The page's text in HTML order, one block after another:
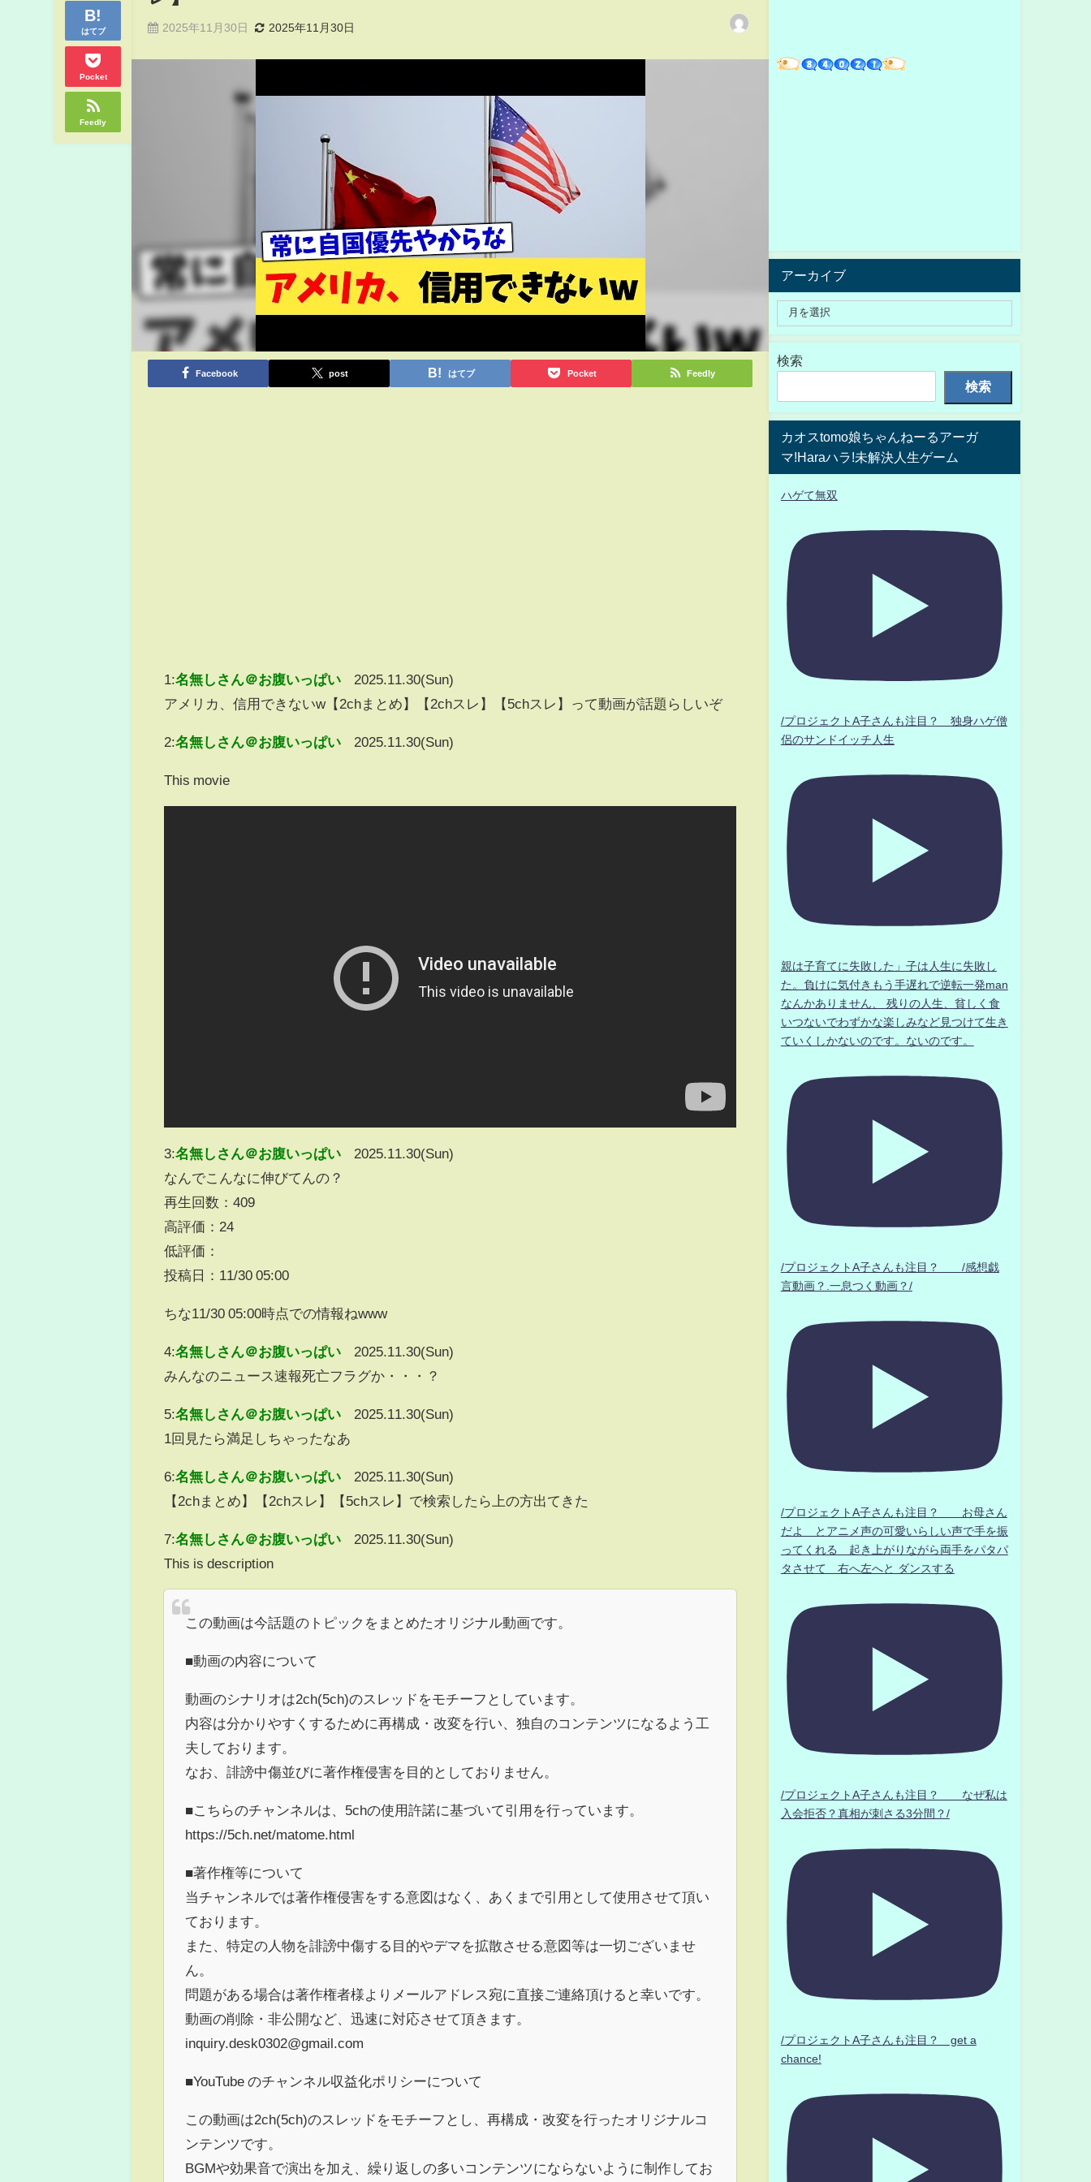
はてブ
Pocket
Feedly
2025年11月30日 2025年11月30日
Facebook post はてブ Pocket Feedly
1:名無しさん＠お腹いっぱい
2025.11.30(Sun)
アメリカ、信用できないw【2chまとめ】【2chスレ】【5chスレ】って動画が話題らしいぞ
2:名無しさん＠お腹いっぱい 2025.11.30(Sun)
This movie
3:名無しさん＠お腹いっぱい
2025.11.30(Sun)
なんでこんなに伸びてんの？
再生回数：409
高評価：24
低評価：
投稿日：11/30 05:00
ちな11/30 05:00時点での情報ねwww
4:名無しさん＠お腹いっぱい
2025.11.30(Sun)
みんなのニュース速報死亡フラグか・・・？
5:名無しさん＠お腹いっぱい
2025.11.30(Sun)
1回見たら満足しちゃったなあ
6:名無しさん＠お腹いっぱい
2025.11.30(Sun)
【2chまとめ】【2chスレ】【5chスレ】で検索したら上の方出てきた
7:名無しさん＠お腹いっぱい
2025.11.30(Sun)
This is description
この動画は今話題のトピックをまとめたオリジナル動画です。
■動画の内容について
動画のシナリオは2ch(5ch)のスレッドをモチーフとしています。
内容は分かりやすくするために再構成・改変を行い、独自のコンテンツになるよう工
夫しております。
なお、誹謗中傷並びに著作権侵害を目的としておりません。
■こちらのチャンネルは、5chの使用許諾に基づいて引用を行っています。
https://5ch.net/matome.html
■著作権等について
当チャンネルでは著作権侵害をする意図はなく、あくまで引用として使用させて頂い
ております。
また、特定の人物を誹謗中傷する目的やデマを拡散させる意図等は一切ございませ
ん。
問題がある場合は著作権者様よりメールアドレス宛に直接ご連絡頂けると幸いです。
動画の削除・非公開など、迅速に対応させて頂きます。
inquiry.desk0302@gmail.com
■YouTube のチャンネル収益化ポリシーについて
この動画は2ch(5ch)のスレッドをモチーフとし、再構成・改変を行ったオリジナルコ
ンテンツです。
BGMや効果音で演出を加え、繰り返しの多いコンテンツにならないように制作してお
アーカイブ
検索
検索
カオスtomo娘ちゃんねーるアーガ
マ!Haraハラ!未解決人生ゲーム
ハゲて無双
/プロジェクトA子さんも注目？ 独身ハゲ僧
侶のサンドイッチ人生
親は子育てに失敗した」子は人生に失敗し
た。負けに気付きもう手遅れで逆転一発man
なんかありません、 残りの人生、貧しく食
いつないでわずかな楽しみなど見つけて生き
ていくしかないのです。ないのです。
/プロジェクトA子さんも注目？ /感想戯
言動画？.一息つく動画？/
/プロジェクトA子さんも注目？ お母さん
だよ とアニメ声の可愛いらしい声で手を振
ってくれる 起き上がりながら両手をパタパ
タさせて 右へ左へと ダンスする
/プロジェクトA子さんも注目？ なぜ私は
入会拒否？真相が刺さる3分間？/
/プロジェクトA子さんも注目？ get a
chance!